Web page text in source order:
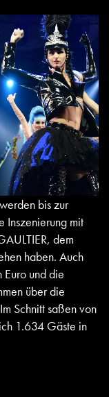
bis zur
Inszenierung mit
dem
haben. Auch
und die
über die
Schnitt saßen von
1.634 Gäste in